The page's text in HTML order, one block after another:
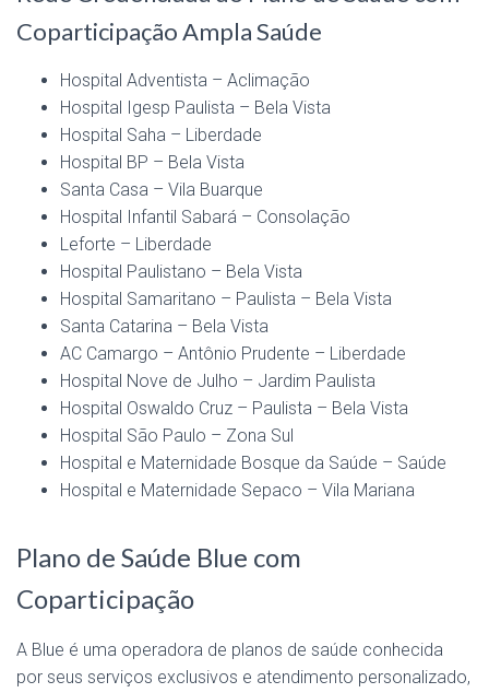
Coparticipação Ampla Saúde
Hospital Adventista – Aclimação
Hospital Igesp Paulista – Bela Vista
Hospital Saha – Liberdade
Hospital BP – Bela Vista
Santa Casa – Vila Buarque
Hospital Infantil Sabará – Consolação
Leforte – Liberdade
Hospital Paulistano – Bela Vista
Hospital Samaritano – Paulista – Bela Vista
Santa Catarina – Bela Vista
AC Camargo – Antônio Prudente – Liberdade
Hospital Nove de Julho – Jardim Paulista
Hospital Oswaldo Cruz – Paulista – Bela Vista
Hospital São Paulo – Zona Sul
Hospital e Maternidade Bosque da Saúde – Saúde
Hospital e Maternidade Sepaco – Vila Mariana
Plano de Saúde Blue com
Coparticipação
A Blue é uma operadora de planos de saúde conhecida
por seus serviços exclusivos e atendimento personalizado,